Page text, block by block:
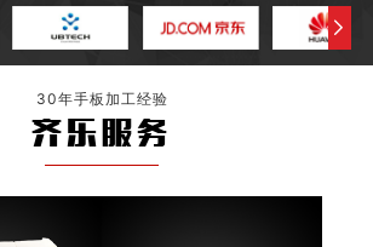
30年手板加工经验
齐乐服务